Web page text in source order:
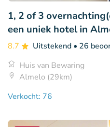
1, 2 of 3
een uniek hotel in
8.7 Uitstekend • 26
Huis van Bewaring
Almelo (29km)
Verkocht: 76